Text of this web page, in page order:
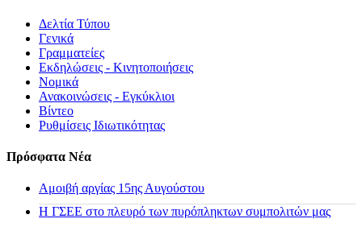
Δελτία Τύπου
Γενικά
Γραμματείες
Εκδηλώσεις - Κινητοποιήσεις
Νομικά
Ανακοινώσεις - Εγκύκλιοι
Βίντεο
Ρυθμίσεις Ιδιωτικότητας
Πρόσφατα Νέα
Αμοιβή αργίας 15ης Αυγούστου
H ΓΣΕΕ στο πλευρό των πυρόπληκτων συμπολιτών μας